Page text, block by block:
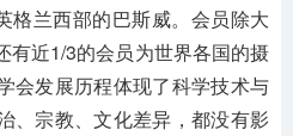
格兰西部的巴斯威。会员除大
有近1/3的会员为世界各国的摄
会发展历程体现了科学技术与
、宗教、文化差异，都没有影